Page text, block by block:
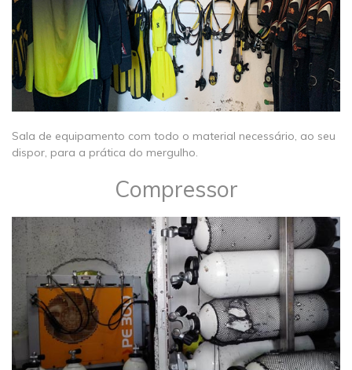
​​Sala de equipamento com todo o material necessário, ao seu
dispor, para a prática do mergulho.
Compressor